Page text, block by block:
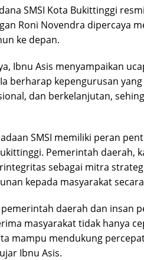
SMSI Kota Bukittinggi
Roni Novendra dipercaya
ke depan.
Ibnu Asis menyampaikan
berharap kepengurusan
dan berkelanjutan,
SMSI memiliki peran
Pemerintah daerah,
sebagai mitra
kepada masyarakat
daerah dan insan
masyarakat tidak hanya
mampu mendukung
Ibnu Asis.